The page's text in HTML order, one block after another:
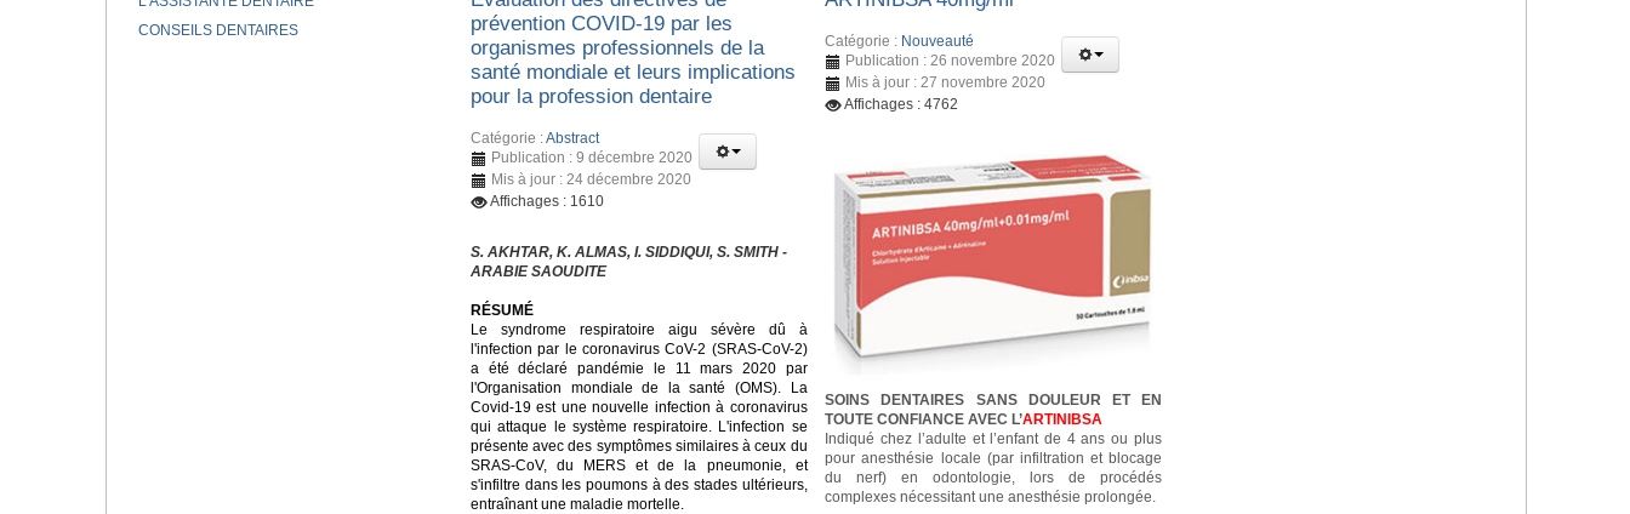
prévention COVID-19 par les
organismes professionnels de la
santé mondiale et leurs implications
pour la profession dentaire
Catégorie :Abstract
Publication : 9 décembre 2020
Mis à jour : 24 décembre 2020
Affichages : 1610
S. AKHTAR, K. ALMAS, I. SIDDIQUI, S. SMITH -
ARABIE SAOUDITE
RÉSUMÉ
Le syndrome respiratoire aigu sévère dû à
l'infection par le coronavirus CoV-2 (SRAS-CoV-2)
a été déclaré pandémie le 11 mars 2020 par
l'Organisation mondiale de la santé (OMS). La
Covid-19 est une nouvelle infection à coronavirus
qui attaque le système respiratoire. L'infection se
présente avec des symptômes similaires à ceux du
SRAS-CoV, du MERS et de la pneumonie, et
s'infiltre dans les poumons à des stades ultérieurs,
entraînant une maladie mortelle.
Catégorie : Nouveauté
Publication : 26 novembre 2020
Mis à jour : 27 novembre 2020
Affichages : 4762
SOINS DENTAIRES SANS DOULEUR ET EN
TOUTE CONFIANCE AVEC L’ARTINIBSA
Indiqué chez l’adulte et l’enfant de 4 ans ou plus
pour anesthésie locale (par infiltration et blocage
du nerf) en odontologie, lors de procédés
complexes nécessitant une anesthésie prolongée.
CONSEILS DENTAIRES